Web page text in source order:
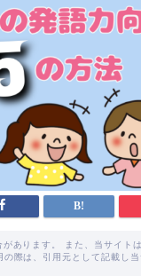
あります。 また、当サイト
の際は、引用元として記載し